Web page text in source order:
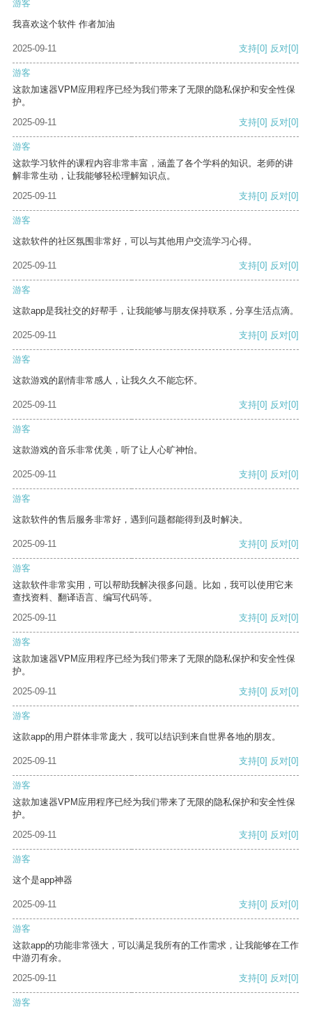
游客
我喜欢这个软件 作者加油
2025-09-11 支持[0] 反对[0]
游客
这款加速器VPM应用程序已经为我们带来了无限的隐私保护和安全性保
护。
2025-09-11
支持[0] 反对[0]
游客
这款学习软件的课程内容非常丰富，涵盖了各个学科的知识。老师的讲
解非常生动，让我能够轻松理解知识点。
2025-09-11
支持[0] 反对[0]
游客
这款软件的社区氛围非常好，可以与其他用户交流学习心得。
2025-09-11 支持[0] 反对[0]
游客
这款app是我社交的好帮手，让我能够与朋友保持联系，分享生活点滴。
2025-09-11 支持[0] 反对[0]
游客
这款游戏的剧情非常感人，让我久久不能忘怀。
2025-09-11 支持[0] 反对[0]
游客
这款游戏的音乐非常优美，听了让人心旷神怡。
2025-09-11 支持[0] 反对[0]
游客
这款软件的售后服务非常好，遇到问题都能得到及时解决。
2025-09-11 支持[0] 反对[0]
游客
这款软件非常实用，可以帮助我解决很多问题。比如，我可以使用它来
查找资料、翻译语言、编写代码等。
2025-09-11
支持[0] 反对[0]
游客
这款加速器VPM应用程序已经为我们带来了无限的隐私保护和安全性保
护。
2025-09-11
支持[0] 反对[0]
游客
这款app的用户群体非常庞大，我可以结识到来自世界各地的朋友。
2025-09-11 支持[0] 反对[0]
游客
这款加速器VPM应用程序已经为我们带来了无限的隐私保护和安全性保
护。
2025-09-11
支持[0] 反对[0]
游客
这个是app神器
2025-09-11 支持[0] 反对[0]
游客
这款app的功能非常强大，可以满足我所有的工作需求，让我能够在工作
中游刃有余。
2025-09-11
支持[0] 反对[0]
游客